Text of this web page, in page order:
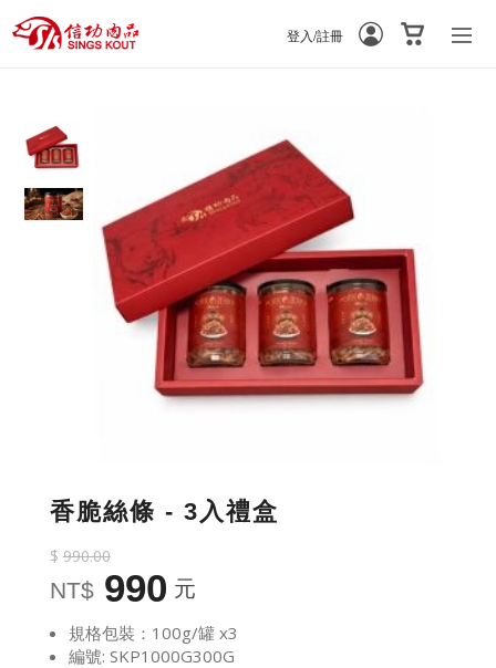
登入/註冊
香脆絲條 - 3入禮盒
$ 990.00
NT$ 990 元
規格包裝：100g/罐 x3
編號: SKP1000G300G